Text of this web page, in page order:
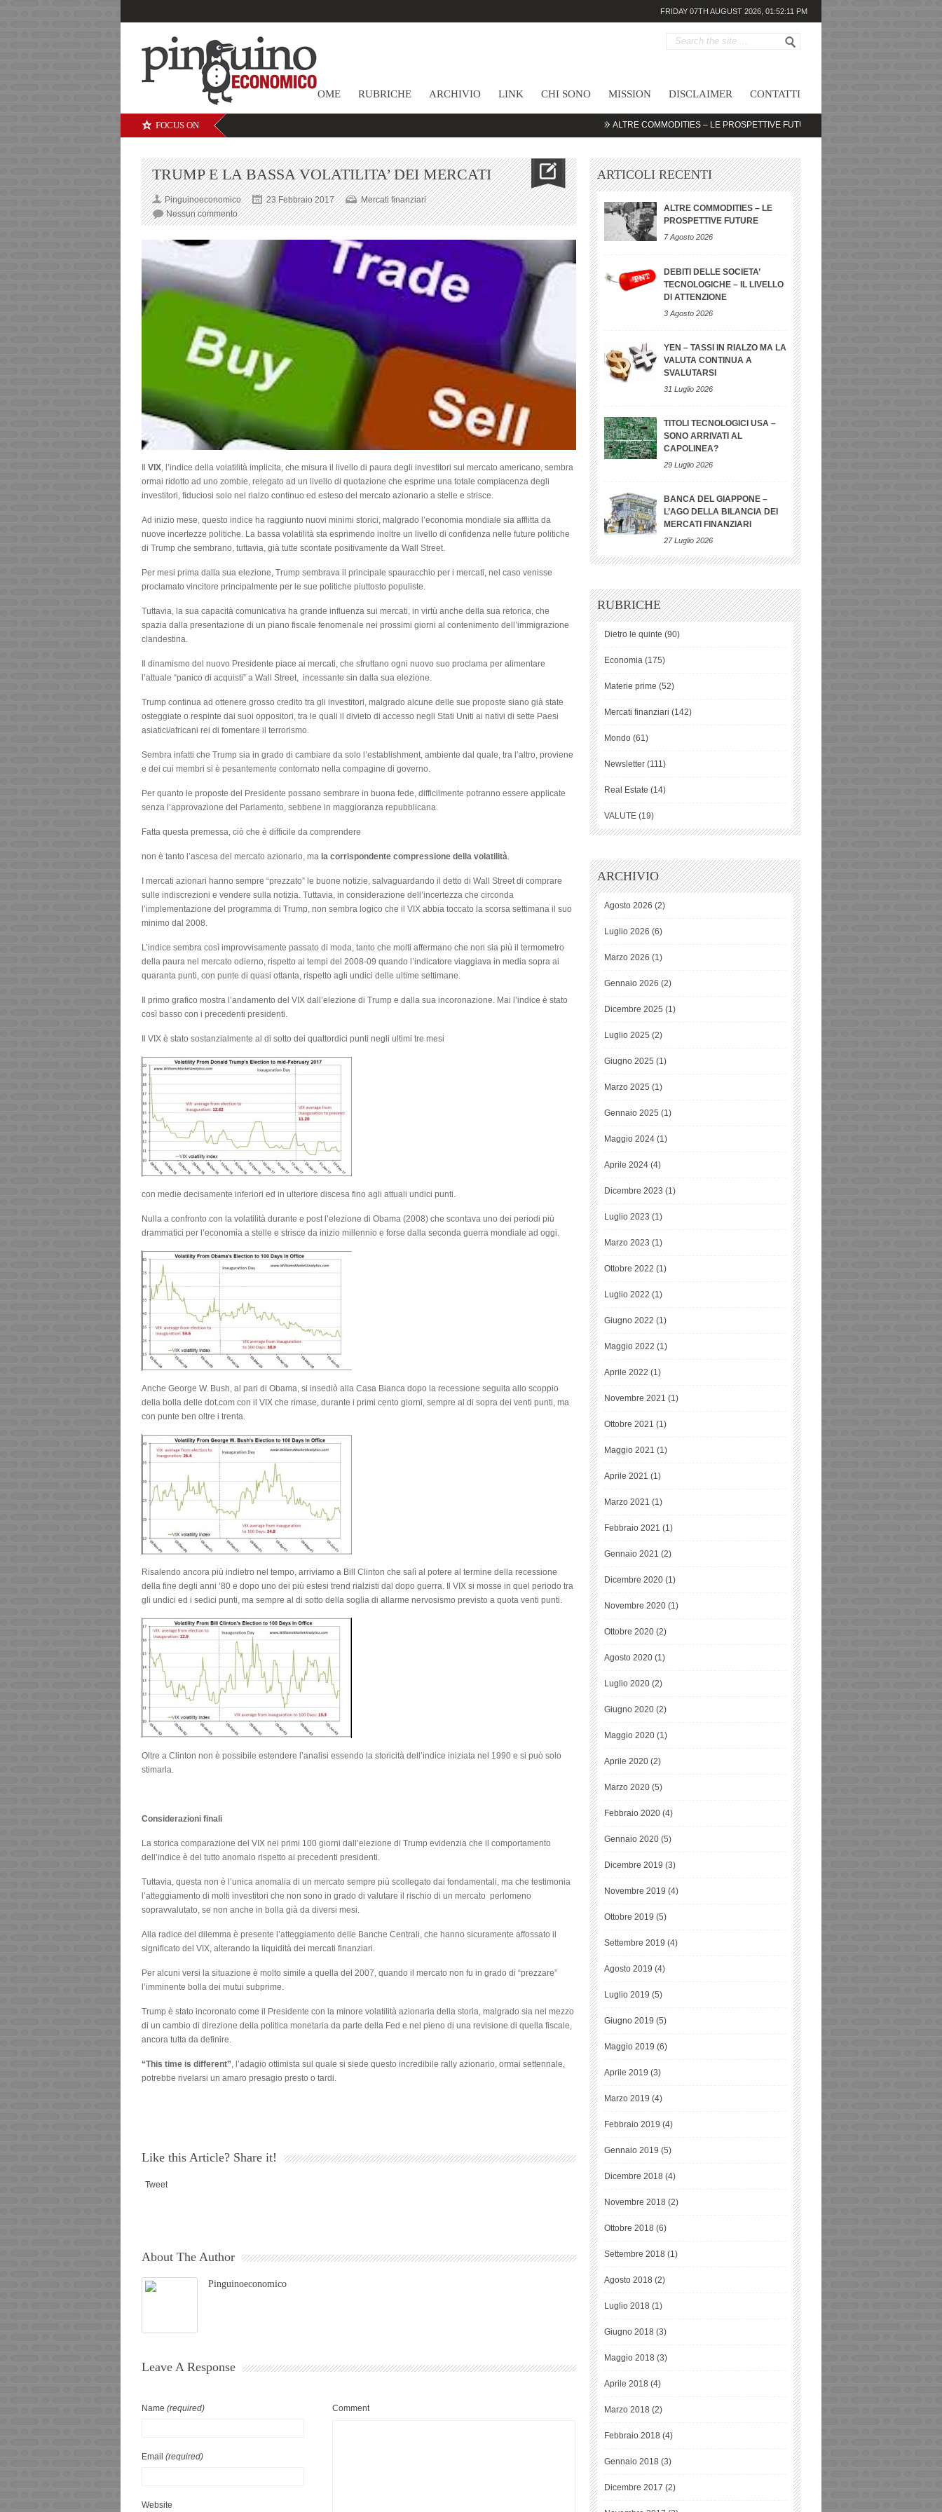
FRIDAY 07TH AUGUST 2026, 01:52:11 PM
HOME RUBRICHE ARCHIVIO LINK CHI SONO MISSION DISCLAIMER CONTATTI
FOCUS ON ALTRE COMMODITIES – LE PROSPETTIVE FUTURE DEBITI DELLE SOCIETA’
TRUMP E LA BASSA VOLATILITA’ DEI MERCATI
Pinguinoeconomico 23 Febbraio 2017
Mercati finanziari
Nessun commentosu
TRUMP
BASSA
DEI
MERCATI
VIX, l’indice della volatilità implicita, che misura il livello di paura degli investitori sul mercato americano, sembra
ormai ridotto ad uno zombie, relegato ad un livello di quotazione che esprime una totale compiacenza degli
investitori, fiduciosi solo nel rialzo continuo ed esteso del mercato azionario a stelle e strisce.
Ad inizio mese, questo indice ha raggiunto nuovi minimi storici, malgrado l’economia mondiale sia afflitta da
nuove incertezze politiche. La bassa volatilità sta esprimendo inoltre un livello di confidenza nelle future politiche
di Trump che sembrano, tuttavia, già tutte scontate positivamente da Wall Street.
Per mesi prima dalla sua elezione, Trump sembrava il principale spauracchio per i mercati, nel caso venisse
proclamato vincitore principalmente per le sue politiche piuttosto populiste.
Tuttavia, la sua capacità comunicativa ha grande influenza sui mercati, in virtù anche della sua retorica, che
spazia dalla presentazione di un piano fiscale fenomenale nei prossimi giorni al contenimento dell’immigrazione
clandestina.
Il dinamismo del nuovo Presidente piace ai mercati, che sfruttano ogni nuovo suo proclama per alimentare
l’attuale “panico di acquisti” a Wall Street, incessante sin dalla sua elezione.
Trump continua ad ottenere grosso credito tra gli investitori, malgrado alcune delle sue proposte siano già state
osteggiate o respinte dai suoi oppositori, tra le quali il divieto di accesso negli Stati Uniti ai nativi di sette Paesi
asiatici/africani rei di fomentare il terrorismo.
Sembra infatti che Trump sia in grado di cambiare da solo l’establishment, ambiente dal quale, tra l’altro, proviene
e dei cui membri si è pesantemente contornato nella compagine di governo.
Per quanto le proposte del Presidente possano sembrare in buona fede, difficilmente potranno essere applicate
senza l’approvazione del Parlamento, sebbene in maggioranza repubblicana.
Fatta questa premessa, ciò che è difficile da comprendere
non è tanto l’ascesa del mercato azionario, ma la corrispondente compressione della volatilità.
I mercati azionari hanno sempre “prezzato” le buone notizie, salvaguardando il detto di Wall Street di comprare
sulle indiscrezioni e vendere sulla notizia. Tuttavia, in considerazione dell’incertezza che circonda
l’implementazione del programma di Trump, non sembra logico che il VIX abbia toccato la scorsa settimana il suo
minimo dal 2008.
L’indice sembra così improvvisamente passato di moda, tanto che molti affermano che non sia più il termometro
della paura nel mercato odierno, rispetto ai tempi del 2008-09 quando l’indicatore viaggiava in media sopra ai
quaranta punti, con punte di quasi ottanta, rispetto agli undici delle ultime settimane.
Il primo grafico mostra l’andamento del VIX dall’elezione di Trump e dalla sua incoronazione. Mai l’indice è stato
così basso con i precedenti presidenti.
Il VIX è stato sostanzialmente al di sotto dei quattordici punti negli ultimi tre mesi
con medie decisamente inferiori ed in ulteriore discesa fino agli attuali undici punti.
Nulla a confronto con la volatilità durante e post l’elezione di Obama (2008) che scontava uno dei periodi più
drammatici per l’economia a stelle e strisce da inizio millennio e forse dalla seconda guerra mondiale ad oggi.
Anche George W. Bush, al pari di Obama, si insediò alla Casa Bianca dopo la recessione seguita allo scoppio
della bolla delle dot.com con il VIX che rimase, durante i primi cento giorni, sempre al di sopra dei venti punti, ma
con punte ben oltre i trenta.
Risalendo ancora più indietro nel tempo, arriviamo a Bill Clinton che salì al potere al termine della recessione
della fine degli anni ’80 e dopo uno dei più estesi trend rialzisti dal dopo guerra. Il VIX si mosse in quel periodo tra
gli undici ed i sedici punti, ma sempre al di sotto della soglia di allarme nervosismo previsto a quota venti punti.
Oltre a Clinton non è possibile estendere l’analisi essendo la storicità dell’indice iniziata nel 1990 e si può solo
stimarla.
Considerazioni finali
La storica comparazione del VIX nei primi 100 giorni dall’elezione di Trump evidenzia che il comportamento
dell’indice è del tutto anomalo rispetto ai precedenti presidenti.
Tuttavia, questa non è l’unica anomalia di un mercato sempre più scollegato dai fondamentali, ma che testimonia
l’atteggiamento di molti investitori che non sono in grado di valutare il rischio di un mercato perlomeno
sopravvalutato, se non anche in bolla già da diversi mesi.
Alla radice del dilemma è presente l’atteggiamento delle Banche Centrali, che hanno sicuramente affossato il
significato del VIX, alterando la liquidità dei mercati finanziari.
Per alcuni versi la situazione è molto simile a quella del 2007, quando il mercato non fu in grado di “prezzare”
l’imminente bolla dei mutui subprime.
Trump è stato incoronato come il Presidente con la minore volatilità azionaria della storia, malgrado sia nel mezzo
di un cambio di direzione della politica monetaria da parte della Fed e nel pieno di una revisione di quella fiscale,
ancora tutta da definire.
“This time is different”, l’adagio ottimista sul quale si siede questo incredibile rally azionario, ormai settennale,
potrebbe rivelarsi un amaro presagio presto o tardi.
Like this Article? Share it!
Tweet
About The Author
Pinguinoeconomico
Leave A Response
Name (required)
Email (required)
Website
Comment
ARTICOLI RECENTI
ALTRE COMMODITIES – LE
PROSPETTIVE FUTURE
7 Agosto 2026
DEBITI DELLE SOCIETA’
TECNOLOGICHE – IL LIVELLO
DI ATTENZIONE
3 Agosto 2026
YEN – TASSI IN RIALZO MA LA
VALUTA CONTINUA A
SVALUTARSI
31 Luglio 2026
TITOLI TECNOLOGICI USA –
SONO ARRIVATI AL
CAPOLINEA?
29 Luglio 2026
BANCA DEL GIAPPONE –
L’AGO DELLA BILANCIA DEI
MERCATI FINANZIARI
27 Luglio 2026
RUBRICHE
Dietro le quinte (90)
Economia (175)
Materie prime (52)
Mercati finanziari (142)
Mondo (61)
Newsletter (111)
Real Estate (14)
VALUTE (19)
ARCHIVIO
Agosto 2026 (2)
Luglio 2026 (6)
Marzo 2026 (1)
Gennaio 2026 (2)
Dicembre 2025 (1)
Luglio 2025 (2)
Giugno 2025 (1)
Marzo 2025 (1)
Gennaio 2025 (1)
Maggio 2024 (1)
Aprile 2024 (4)
Dicembre 2023 (1)
Luglio 2023 (1)
Marzo 2023 (1)
Ottobre 2022 (1)
Luglio 2022 (1)
Giugno 2022 (1)
Maggio 2022 (1)
Aprile 2022 (1)
Novembre 2021 (1)
Ottobre 2021 (1)
Maggio 2021 (1)
Aprile 2021 (1)
Marzo 2021 (1)
Febbraio 2021 (1)
Gennaio 2021 (2)
Dicembre 2020 (1)
Novembre 2020 (1)
Ottobre 2020 (2)
Agosto 2020 (1)
Luglio 2020 (2)
Giugno 2020 (2)
Maggio 2020 (1)
Aprile 2020 (2)
Marzo 2020 (5)
Febbraio 2020 (4)
Gennaio 2020 (5)
Dicembre 2019 (3)
Novembre 2019 (4)
Ottobre 2019 (5)
Settembre 2019 (4)
Agosto 2019 (4)
Luglio 2019 (5)
Giugno 2019 (5)
Maggio 2019 (6)
Aprile 2019 (3)
Marzo 2019 (4)
Febbraio 2019 (4)
Gennaio 2019 (5)
Dicembre 2018 (4)
Novembre 2018 (2)
Ottobre 2018 (6)
Settembre 2018 (1)
Agosto 2018 (2)
Luglio 2018 (1)
Giugno 2018 (3)
Maggio 2018 (3)
Aprile 2018 (4)
Marzo 2018 (2)
Febbraio 2018 (4)
Gennaio 2018 (3)
Dicembre 2017 (2)